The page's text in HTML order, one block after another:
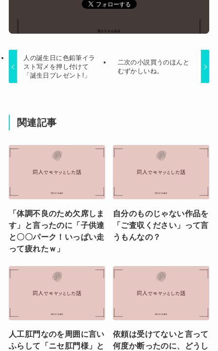
人の誕生日に色鉛筆イラ
スト写メを押し付けて
「誕生日プレゼント!」
二次の小説買うのほんと
むずかしいね。
関連記事
「体調不良のため欠席しま
す」と言ったのに「子供達
と〇〇パーク！いっぱい走
って疲れたｗ」
自分のものじゃない作品を
「ご査収ください」って言
うもんなの？
人工肛門なのを周囲に言い
ふらして「ニセ肛門様」と
依頼は受けてないと言って
何度か断ったのに、どうし